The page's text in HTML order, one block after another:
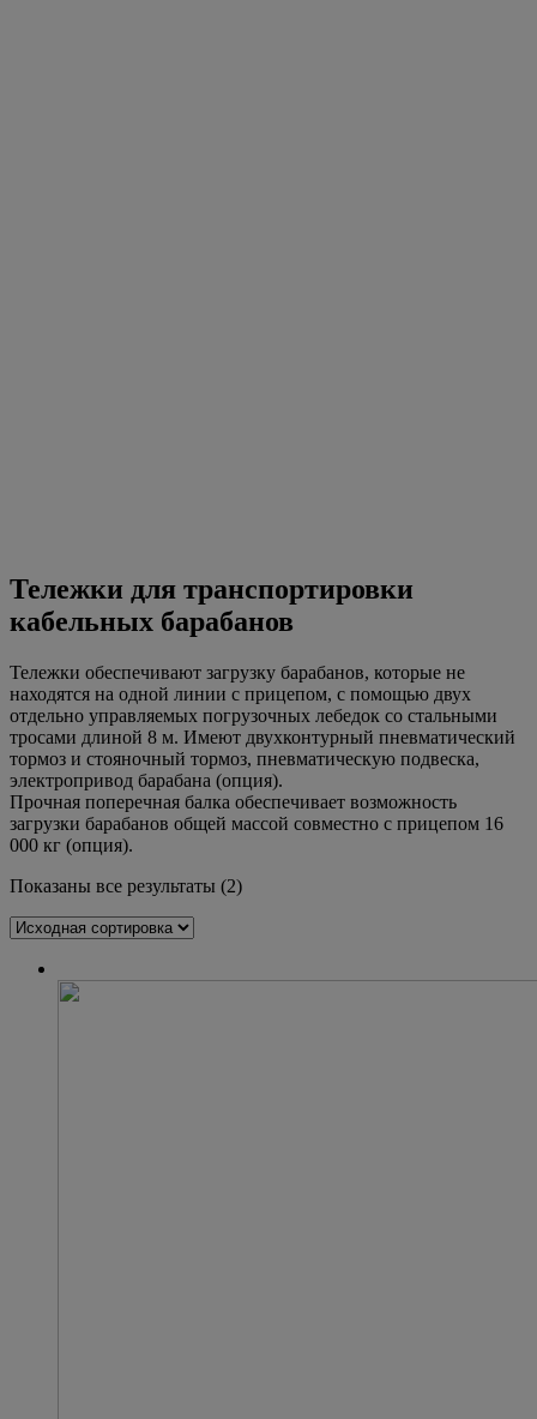
Тележки для транспортировки
кабельных барабанов
Тележки обеспечивают загрузку барабанов, которые не
находятся на одной линии с прицепом, с помощью двух
отдельно управляемых погрузочных лебедок со стальными
тросами длиной 8 м. Имеют двухконтурный пневматический
тормоз и стояночный тормоз, пневматическую подвеска,
электропривод барабана (опция).
Прочная поперечная балка обеспечивает возможность
загрузки барабанов общей массой совместно с прицепом 16
000 кг (опция).
Показаны все результаты (2)